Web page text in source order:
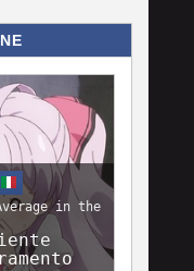
in the